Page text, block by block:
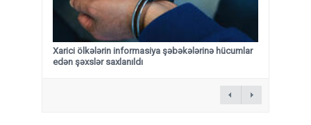
Xarici ölkələrin informasiya şəbəkələrinə hücumlar
edən şəxslər saxlanıldı